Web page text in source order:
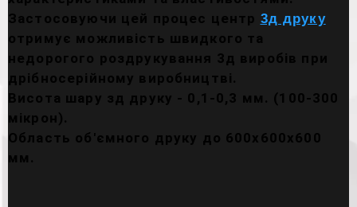
Застосовуючи цей процес центр 3д друку
отримує можливість швидкого та
недорогого роздрукування 3д виробів при
дрібносерійному виробництві.
Висота шару зд друку - 0,1-0,3 мм. (100-300
мікрон).
Область об'ємного друку до 600х600х600
мм.